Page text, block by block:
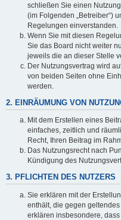
schließen Sie einen
(im Folgenden „Betreiber“)
Regelungen einverstanden.
Wenn Sie mit diesen
Sie das Board nicht weiter
jeweils die an dieser Stelle
Der Nutzungsvertrag wird
von beiden Seiten ohne
werden.
2. EINRÄUMUNG VON
Mit dem Erstellen eines
einfaches, zeitlich und
Recht, Ihren Beitrag im
Das Nutzungsrecht nach
Kündigung des
3. PFLICHTEN DES NUTZERS
Sie erklären mit der
enthält, die gegen
erklären insbesondere,